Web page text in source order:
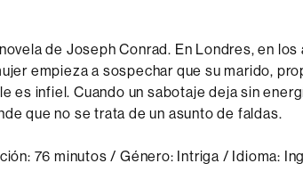
de Joseph Conrad. En Londres, en los
empieza a sospechar que su marido,
es infiel. Cuando un sabotaje deja sin
que no se trata de un asunto de faldas.
76 minutos / Género: Intriga / Idioma: